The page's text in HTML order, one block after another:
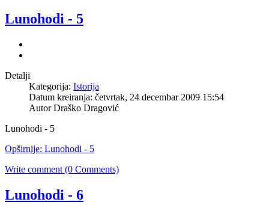
Lunohodi - 5
Detalji
Kategorija: Istorija
Datum kreiranja: četvrtak, 24 decembar 2009 15:54
Autor Draško Dragović
Lunohodi - 5
Opširnije: Lunohodi - 5
Write comment (0 Comments)
Lunohodi - 6